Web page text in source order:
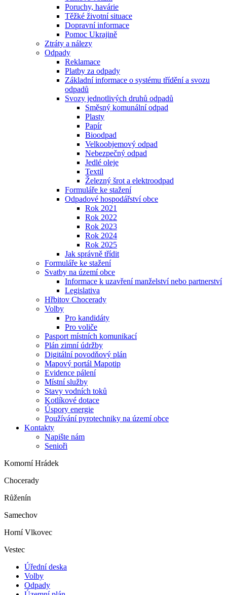
Poruchy, havárie
Těžké životní situace
Dopravní informace
Pomoc Ukrajině
Ztráty a nálezy
Odpady
Reklamace
Platby za odpady
Základní informace o systému třídění a svozu
odpadů
Svozy jednotlivých druhů odpadů
Směsný komunální odpad
Plasty
Papír
Bioodpad
Velkoobjemový odpad
Nebezpečný odpad
Jedlé oleje
Textil
Železný šrot a elektroodpad
Formuláře ke stažení
Odpadové hospodářství obce
Rok 2021
Rok 2022
Rok 2023
Rok 2024
Rok 2025
Jak správně třídit
Formuláře ke stažení
Svatby na území obce
Informace k uzavření manželství nebo partnerství
Legislativa
Hřbitov Chocerady
Volby
Pro kandidáty
Pro voliče
Pasport místních komunikací
Plán zimní údržby
Digitální povodňový plán
Mapový portál Mapotip
Evidence pálení
Místní služby
Stavy vodních toků
Kotlíkové dotace
Úspory energie
Používání pyrotechniky na území obce
Kontakty
Napište nám
Senioři
Komorní Hrádek
Chocerady
Růženín
Samechov
Horní Vlkovec
Vestec
Úřední deska
Volby
Odpady